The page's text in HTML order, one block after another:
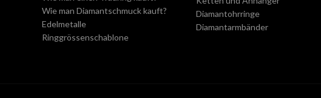
Wie man Diamantschmuck kauft?
Edelmetalle
Ringgrössenschablone
Diamantohrringe
Diamantarmbänder